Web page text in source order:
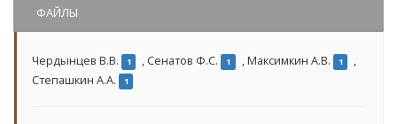
ФАЙЛЫ
Чердынцев В.В. 1 , Сенатов Ф.С. 1 ,Максимкин А.В. 1
,
Степашкин А.А.
1